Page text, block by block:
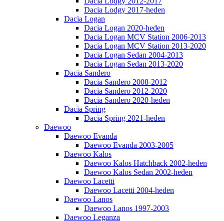
Dacia Lodgy 2017-heden
Dacia Logan
Dacia Logan 2020-heden
Dacia Logan MCV Station 2006-2013
Dacia Logan MCV Station 2013-2020
Dacia Logan Sedan 2004-2013
Dacia Logan Sedan 2013-2020
Dacia Sandero
Dacia Sandero 2008-2012
Dacia Sandero 2012-2020
Dacia Sandero 2020-heden
Dacia Spring
Dacia Spring 2021-heden
Daewoo
Daewoo Evanda
Daewoo Evanda 2003-2005
Daewoo Kalos
Daewoo Kalos Hatchback 2002-heden
Daewoo Kalos Sedan 2002-heden
Daewoo Lacetti
Daewoo Lacetti 2004-heden
Daewoo Lanos
Daewoo Lanos 1997-2003
Daewoo Leganza